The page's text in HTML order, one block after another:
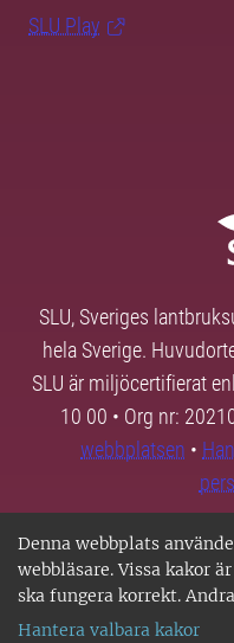
Denna webbplats
webbläsare. Vissa kakor
ska fungera korrekt.
Hantera valbara kakor
SLU Play
SLU, Sveriges
hela Sverige.
SLU är miljöcertifierat
10 00 • Org nr:
webbplatsen •